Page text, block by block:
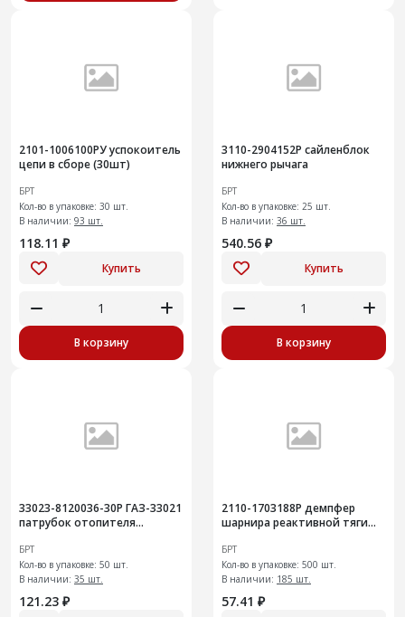
2101-1006100РУ успокоитель
цепи в сборе (30шт)
БРТ
Кол-во в упаковке: 30 шт.
В наличии: 93 шт.
118.11 ₽
Купить
В корзину
3110-2904152Р сайленблок
нижнего рычага
БРТ
Кол-во в упаковке: 25 шт.
В наличии: 36 шт.
540.56 ₽
Купить
В корзину
33023-8120036-30Р ГАЗ-33021
патрубок отопителя
БРТ
Кол-во в упаковке: 50 шт.
В наличии: 35 шт.
121.23 ₽
2110-1703188Р демпфер
шарнира реактивной тяги
БРТ
Кол-во в упаковке: 500 шт.
В наличии: 185 шт.
57.41 ₽